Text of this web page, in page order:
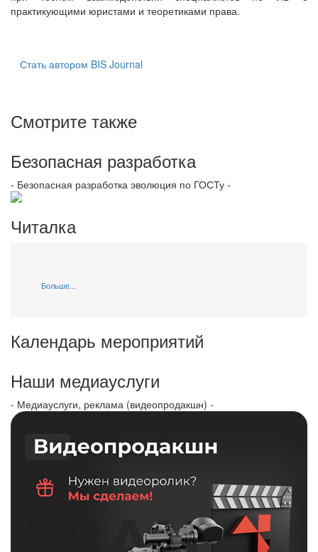
практикующими юристами и теоретиками права.
Стать автором BIS Journal
Смотрите также
Безопасная разработка
- Безопасная разработка эволюция по ГОСТу -
Читалка
Больше...
Календарь мероприятий
Наши медиауслуги
- Медиауслуги, реклама (видеопродакшн) -